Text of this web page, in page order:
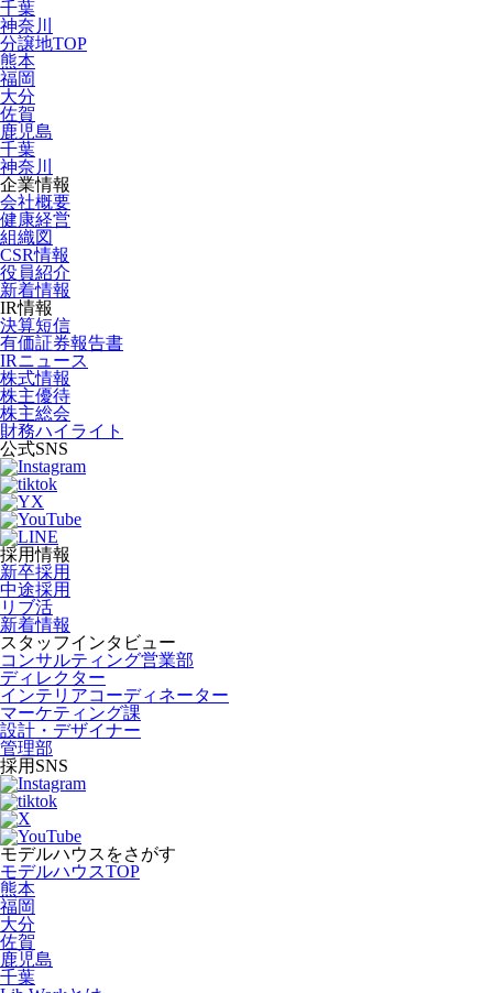
千葉
神奈川
分譲地TOP
熊本
福岡
大分
佐賀
鹿児島
千葉
神奈川
企業情報
会社概要
健康経営
組織図
CSR情報
役員紹介
新着情報
IR情報
決算短信
有価証券報告書
IRニュース
株式情報
株主優待
株主総会
財務ハイライト
公式SNS
採用情報
新卒採用
中途採用
リブ活
新着情報
スタッフインタビュー
コンサルティング営業部
ディレクター
インテリアコーディネーター
マーケティング課
設計・デザイナー
管理部
採用SNS
モデルハウスをさがす
モデルハウスTOP
熊本
福岡
大分
佐賀
鹿児島
千葉